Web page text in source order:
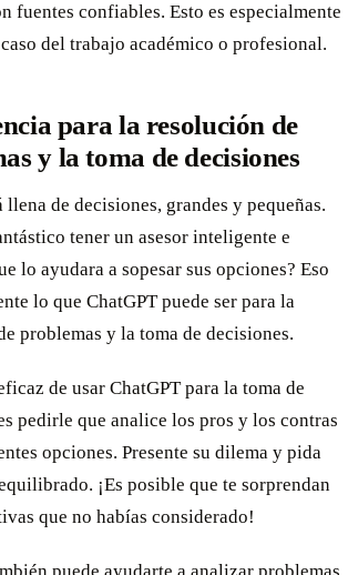
fuentes confiables. Esto es especialmente
del trabajo académico o profesional.
para la resolución de
y la toma de decisiones
llena de decisiones, grandes y pequeñas.
tener un asesor inteligente e
lo ayudara a sopesar sus opciones? Eso
lo que ChatGPT puede ser para la
problemas y la toma de decisiones.
de usar ChatGPT para la toma de
pedirle que analice los pros y los contras
opciones. Presente su dilema y pida
¡Es posible que te sorprendan
que no habías considerado!